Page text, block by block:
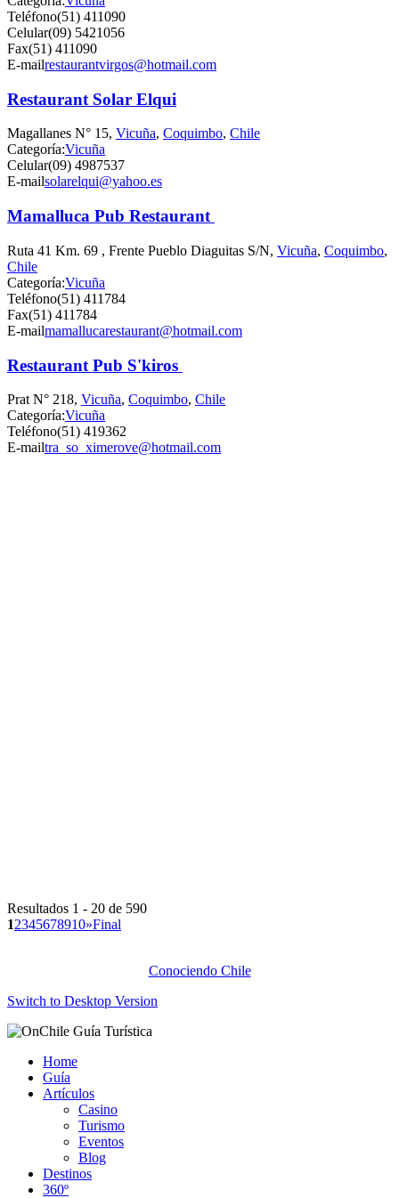
Teléfono(51) 411090
Celular(09) 5421056
Fax(51) 411090
E-mailrestaurantvirgos@hotmail.com
Restaurant Solar Elqui
Magallanes N° 15, Vicuña, Coquimbo, Chile
Categoría:Vicuña
Celular(09) 4987537
E-mailsolarelqui@yahoo.es
Mamalluca Pub Restaurant
Ruta 41 Km. 69 , Frente Pueblo Diaguitas S/N, Vicuña, Coquimbo,
Chile
Categoría:Vicuña
Teléfono(51) 411784
Fax(51) 411784
E-mailmamallucarestaurant@hotmail.com
Restaurant Pub S'kiros
Prat N° 218, Vicuña, Coquimbo, Chile
Categoría:Vicuña
Teléfono(51) 419362
E-mailtra_so_ximerove@hotmail.com
Resultados 1 - 20 de 590
12345678910»Final
Conociendo Chile
Switch to Desktop Version
Home
Guía
Artículos
Casino
Turismo
Eventos
Blog
Destinos
360º